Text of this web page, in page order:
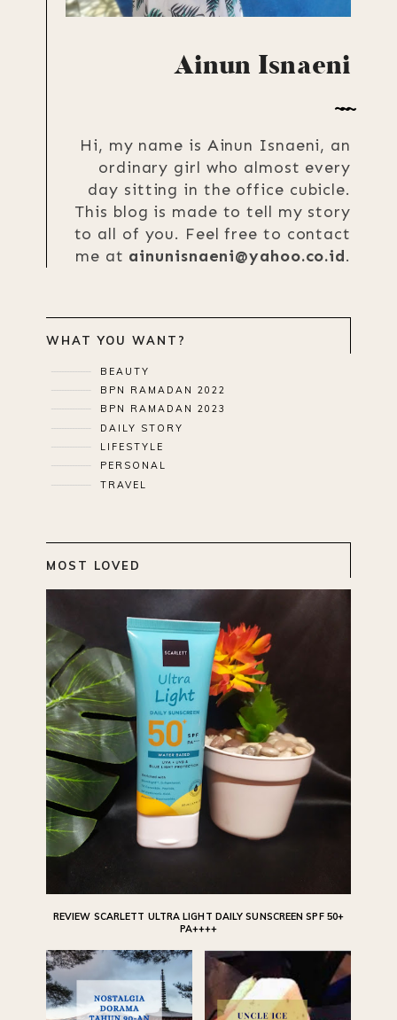
Ainun Isnaeni
Hi, my name is Ainun Isnaeni, an
ordinary girl who almost every
day sitting in the office cubicle.
This blog is made to tell my story
to all of you. Feel free to contact
me at ainunisnaeni@yahoo.co.id.
WHAT YOU WANT?
BEAUTY
BPN RAMADAN 2022
BPN RAMADAN 2023
DAILY STORY
LIFESTYLE
PERSONAL
TRAVEL
MOST LOVED
REVIEW SCARLETT ULTRA LIGHT DAILY SUNSCREEN SPF 50+
PA++++